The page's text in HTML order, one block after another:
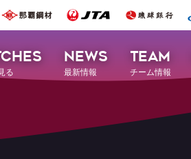
る
NEWS
最新情報
TEAM
チーム情報